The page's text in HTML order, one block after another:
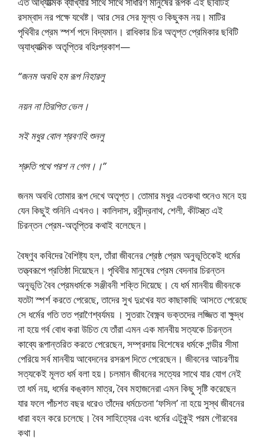
রসম্বাদ নর পক্ষে যথেষ্ট। আর সের সের মূল্য ও কিছুকম নয়। মাটির
পৃথিবীর প্রেম স্পর্শ পদে বিদ্যমান। রাধিকার চির অতৃপ্ত প্রেমিকার ছবিটি
অ্যাধ্যাত্মিক অতৃপ্তির বহিঃপ্রকাশ—
“জনম অবধি হম রূপ নিহারলু
নয়ন না তিরপিত ভেল।
সই মধুর বোল শ্রবণহি শুনলু
শ্রুতি পথে পরশ ন গেল।।”
জনম অবধি তোমার রূপ দেখে অতৃপ্ত। তোমার মধুর এতকথা শুনেও মনে হয়
যেন কিছুই শুনিনি এখনও। কালিদাস, রবীন্দ্রনাথ, শেলী, কীটস্ত্ত এই
চিরন্তন প্রেম-অতৃপ্তির কথাই বলেছেন।
বৈষ্ণুব কবিদের বৈশিষ্ট্য হল, তাঁরা জীবনের শ্রেষ্ঠ প্রেম অনুভূতিকেই ধর্মের
তত্ত্বরূপে প্রতিষ্ঠা দিয়েছেন। পৃথিবীর মানুষের প্রেম বেদনার চিরন্তন
অনুভূতি বৈব প্রেমধর্মকে সঞ্জীবনী শক্তি দিয়েছে। যে ধর্ম মানবীয় জীবনকে
যতটা স্পর্শ করতে পেরেছে, তাদের সুখ দুঃখের যত কাছাকাছি আসতে পেরেছে
সে ধর্মের গতি তত প্রাণৈশ্বর্যময় । সুতরাং বৈক্ষ্ণব ভক্তদের লজ্জিত বা ক্ষুদ্ধ
না হয়ে গর্ব বোধ করা উচিত যে তাঁরা এমন এক মানবীয় সত্যকে চিরন্তন
কাব্যে রূপান্তরিত করতে পেরেছেন, সম্প্রদায় বিশেষের ধর্মকে গন্ডীর সীমা
পেরিয়ে সর্ব মানবীয় আবেদনের রসরূপ দিতে পেরেছেন। জীবনের আচরণীয়
সত্যকেই মূলত ধর্ম বলা হয়। চলমান জীবনের সত্যের সাথে যার যোগ নেই
তা ধর্ম নয়, ধর্মের কঙ্কাল মাত্র, বৈব মহাজনেরা এমন কিছু সৃষ্টি করেছেন
যার ফলে পাঁচশত বছর ধরেও তাঁদের ধর্মচেতনা ‘ফসিল’ না হয়ে সুস্থ জীবনের
ধারা বহন করে চলেছে। বৈব সাহিত্যের এবং ধর্মের এটুকুই পরম গৌরবের
কথা।